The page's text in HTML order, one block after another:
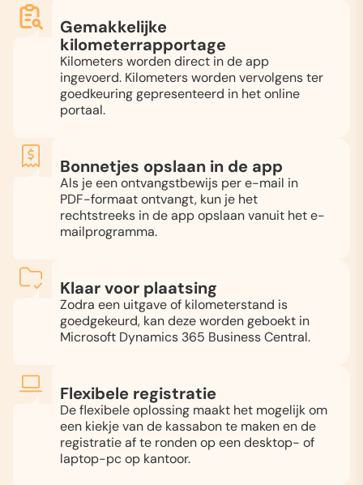
Gemakkelijke
kilometerrapportage
Kilometers worden direct in de app
ingevoerd. Kilometers worden vervolgens ter
goedkeuring gepresenteerd in het online
portaal.
Bonnetjes opslaan in de app
Als je een ontvangstbewijs per e-mail in
PDF-formaat ontvangt, kun je het
rechtstreeks in de app opslaan vanuit het e-
mailprogramma.
Klaar voor plaatsing
Zodra een uitgave of kilometerstand is
goedgekeurd, kan deze worden geboekt in
Microsoft Dynamics 365 Business Central.
Flexibele registratie
De flexibele oplossing maakt het mogelijk om
een kiekje van de kassabon te maken en de
registratie af te ronden op een desktop- of
laptop-pc op kantoor.